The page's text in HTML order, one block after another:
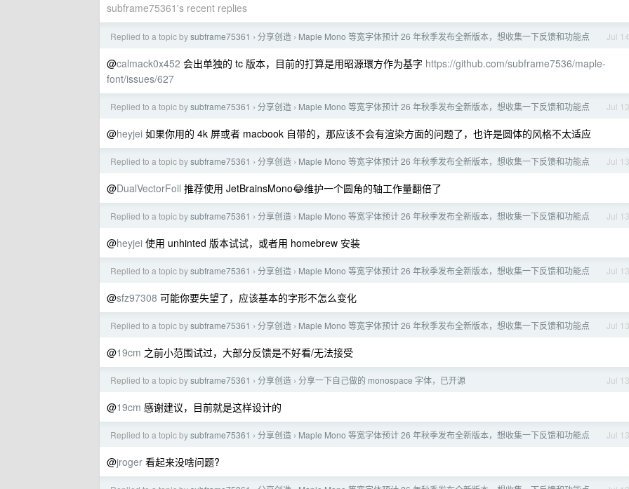
subframe75361's recent replies
Jul 14
Replied to a topic bysubframe75361 › 分享创造 › Maple Mono 等宽字体预计 26 年秋季发布全新版本，想收集一下反馈和功能点
@calmack0x452 会出单独的 tc 版本，目前的打算是用昭源環方作为基字 https://github.com/subframe7536/maple-
font/issues/627
Jul 13
Replied to a topic bysubframe75361 › 分享创造 › Maple Mono 等宽字体预计 26 年秋季发布全新版本，想收集一下反馈和功能点
@heyjei 如果你用的 4k 屏或者 macbook 自带的，那应该不会有渲染方面的问题了，也许是圆体的风格不太适应
Jul 13
Replied to a topic bysubframe75361 › 分享创造 › Maple Mono 等宽字体预计 26 年秋季发布全新版本，想收集一下反馈和功能点
@DualVectorFoil 推荐使用 JetBrainsMono😂维护一个圆角的轴工作量翻倍了
Jul 13
Replied to a topic bysubframe75361 › 分享创造 › Maple Mono 等宽字体预计 26 年秋季发布全新版本，想收集一下反馈和功能点
@heyjei 使用 unhinted 版本试试，或者用 homebrew 安装
Jul 13
Replied to a topic bysubframe75361 › 分享创造 › Maple Mono 等宽字体预计 26 年秋季发布全新版本，想收集一下反馈和功能点
@sfz97308 可能你要失望了，应该基本的字形不怎么变化
Jul 13
Replied to a topic bysubframe75361 › 分享创造 › Maple Mono 等宽字体预计 26 年秋季发布全新版本，想收集一下反馈和功能点
@19cm 之前小范围试过，大部分反馈是不好看/无法接受
Jul 13
Replied to a topic bysubframe75361 › 分享创造 › 分享一下自己做的 monospace 字体，已开源
@19cm 感谢建议，目前就是这样设计的
Jul 13
Replied to a topic bysubframe75361 › 分享创造 › Maple Mono 等宽字体预计 26 年秋季发布全新版本，想收集一下反馈和功能点
@jroger 看起来没啥问题?